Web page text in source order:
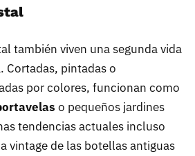
también viven una segunda vida
Cortadas, pintadas o
por colores, funcionan como
o pequeños jardines
tendencias actuales incluso
vintage de las botellas antiguas